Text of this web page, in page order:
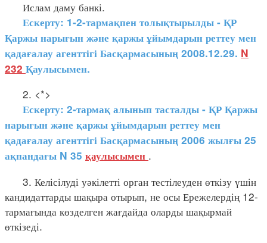
Ислам даму банкі.
Ескерту: 1-2-тармақпен толықтырылды - ҚР
Қаржы нарығын және қаржы ұйымдарын реттеу мен
қадағалау агенттігі Басқармасының 2008.12.29. N
232 Қаулысымен.
2. <*>
Ескерту: 2-тармақ алынып тасталды - ҚР Қаржы
нарығын және қаржы ұйымдарын реттеу мен
қадағалау агенттігі Басқармасының 2006 жылғы 25
ақпандағы N 35 қаулысымен .
3. Келісілуді уәкілетті орган тестілеуден өткізу үшін
кандидаттарды шақыра отырып, не осы Ережелердің 12-
тармағында көзделген жағдайда оларды шақырмай
өткізеді.